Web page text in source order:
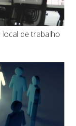
de trabalho